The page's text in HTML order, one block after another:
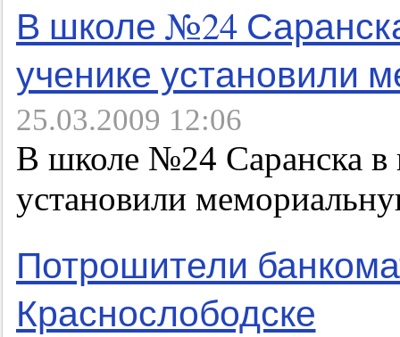
В школе №24
ученике установили
25.03.2009 12:06
В школе №24 Саранска в
установили
Потрошители
Краснослободске